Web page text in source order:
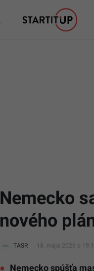
Nemecko
nového
TASR 18. mája 2026 o
Nemecko spúšťa